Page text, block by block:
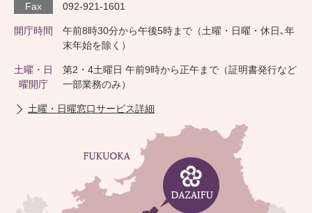
Fax 092-921-1601
開庁時間
午前8時30分から午後5時まで（土曜・日曜・休日､年
末年始を除く）
土曜・日
曜開庁
第2・4土曜日 午前9時から正午まで（証明書発行など
一部業務のみ）
土曜・日曜窓口サービス詳細